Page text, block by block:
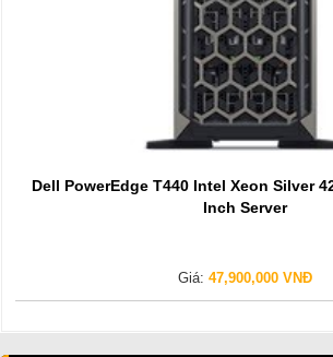
Dell PowerEdge T440 Intel Xeon Silver
Inch Server
Giá: 47,900,000 VNĐ